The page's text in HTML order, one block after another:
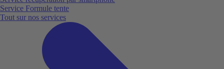
Service Formule tente
Tout sur nos services